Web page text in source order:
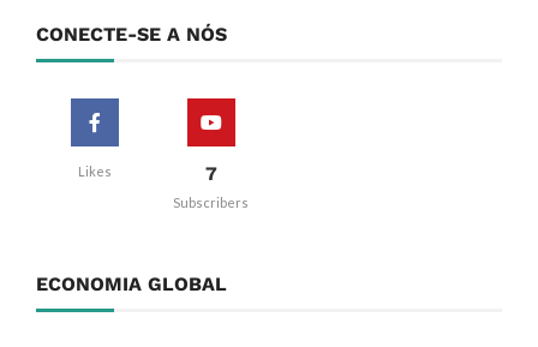
CONECTE-SE A NÓS
Likes 7
Subscribers
ECONOMIA GLOBAL